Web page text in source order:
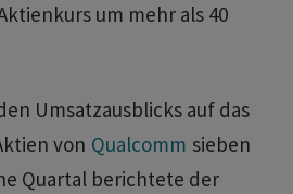
um mehr als 40
Umsatzausblicks auf das
von Qualcomm sieben
Quartal berichtete der